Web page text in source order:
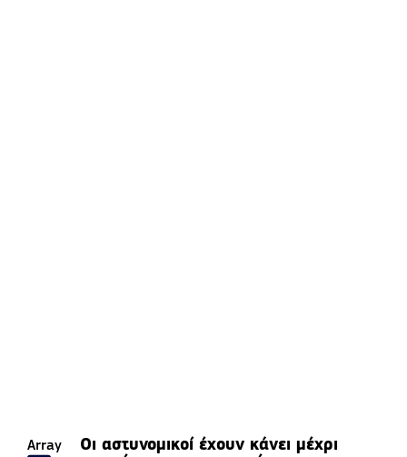
Array
Οι αστυνομικοί έχουν κάνει μέχρι